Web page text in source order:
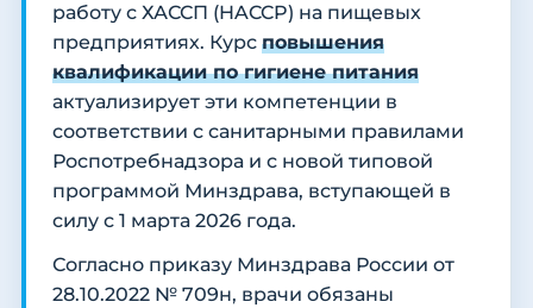
работу с ХАССП (HACCP) на пищевых
предприятиях. Курс повышения
квалификации по гигиене питания
актуализирует эти компетенции в
соответствии с санитарными правилами
Роспотребнадзора и с новой типовой
программой Минздрава, вступающей в
силу с 1 марта 2026 года.
Согласно приказу Минздрава России от
28.10.2022 № 709н, врачи обязаны